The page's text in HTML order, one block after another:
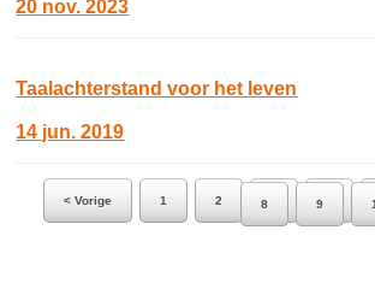
20 nov. 2023
Taalachterstand voor het leven
14 jun. 2019
< Vorige
1 2 8 9